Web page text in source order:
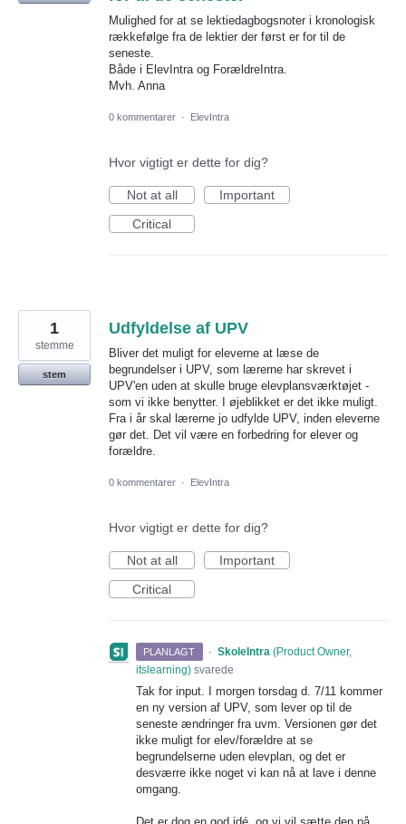
Mulighed for at se lektiedagbogsnoter i kronologisk
rækkefølge fra de lektier der først er for til de
seneste.
Både i ElevIntra og ForældreIntra.
Mvh. Anna
0 kommentarer · ElevIntra
Hvor vigtigt er dette for dig?
Not at all
Important
Critical
Udfyldelse af UPV
Bliver det muligt for eleverne at læse de
begrundelser i UPV, som lærerne har skrevet i
UPV'en uden at skulle bruge elevplansværktøjet -
som vi ikke benytter. I øjeblikket er det ikke muligt.
Fra i år skal lærerne jo udfylde UPV, inden eleverne
gør det. Det vil være en forbedring for elever og
forældre.
1
stemme
stem
0 kommentarer · ElevIntra
Hvor vigtigt er dette for dig?
Not at all
Important
Critical
PLANLAGT · SkoleIntra (Product Owner,
itslearning) svarede
Tak for input. I morgen torsdag d. 7/11 kommer
en ny version af UPV, som lever op til de
seneste ændringer fra uvm. Versionen gør det
ikke muligt for elev/forældre at se
begrundelserne uden elevplan, og det er
desværre ikke noget vi kan nå at lave i denne
omgang.